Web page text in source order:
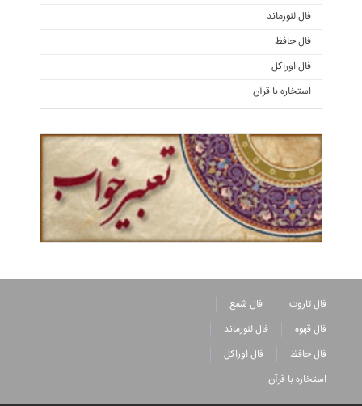
فال لنورماند
فال حافظ
فال اوراکل
استخاره با قرآن
فال تاروت
فال شمع
فال قهوه
فال لنورماند
فال حافظ
فال اوراکل
استخاره با قرآن